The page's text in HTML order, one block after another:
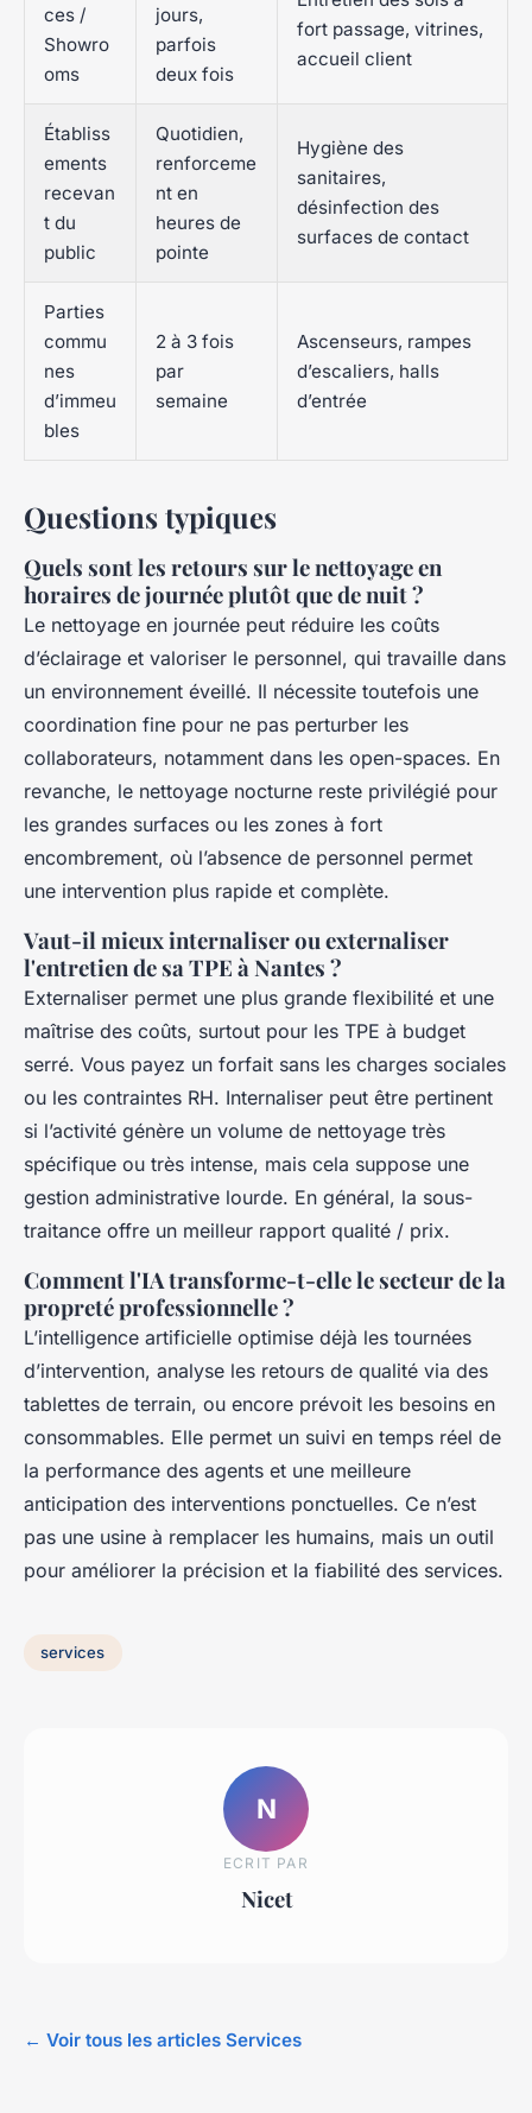
ces /
Showro
oms
jours,
parfois
deux fois
fort passage, vitrines,
accueil client
Établiss
ements
recevan
t du
public
Quotidien,
renforceme
nt en
heures de
pointe
Hygiène des
sanitaires,
désinfection des
surfaces de contact
Parties
commu
nes
d’immeu
bles
2 à 3 fois
par
semaine
Ascenseurs, rampes
d’escaliers, halls
d’entrée
Questions typiques
Quels sont les retours sur le nettoyage en
horaires de journée plutôt que de nuit ?
Le nettoyage en journée peut réduire les coûts
d’éclairage et valoriser le personnel, qui travaille dans
un environnement éveillé. Il nécessite toutefois une
coordination fine pour ne pas perturber les
collaborateurs, notamment dans les open-spaces. En
revanche, le nettoyage nocturne reste privilégié pour
les grandes surfaces ou les zones à fort
encombrement, où l’absence de personnel permet
une intervention plus rapide et complète.
Vaut-il mieux internaliser ou externaliser
l'entretien de sa TPE à Nantes ?
Externaliser permet une plus grande flexibilité et une
maîtrise des coûts, surtout pour les TPE à budget
serré. Vous payez un forfait sans les charges sociales
ou les contraintes RH. Internaliser peut être pertinent
si l’activité génère un volume de nettoyage très
spécifique ou très intense, mais cela suppose une
gestion administrative lourde. En général, la sous-
traitance offre un meilleur rapport qualité / prix.
Comment l'IA transforme-t-elle le secteur de la
propreté professionnelle ?
L’intelligence artificielle optimise déjà les tournées
d’intervention, analyse les retours de qualité via des
tablettes de terrain, ou encore prévoit les besoins en
consommables. Elle permet un suivi en temps réel de
la performance des agents et une meilleure
anticipation des interventions ponctuelles. Ce n’est
pas une usine à remplacer les humains, mais un outil
pour améliorer la précision et la fiabilité des services.
services
N
ECRIT PAR
Nicet
← Voir tous les articles Services